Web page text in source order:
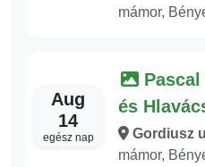
mámor,
Aug
14
egész nap
és
Gordiusz
mámor,